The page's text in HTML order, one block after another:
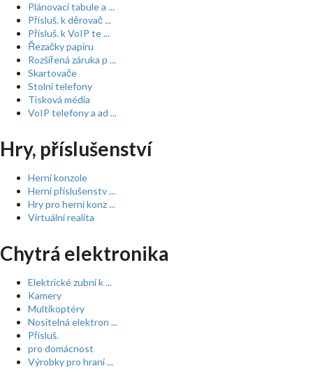
Plánovací tabule a ...
Přísluš. k děrovač ...
Přísluš. k VoIP te ...
Řezačky papíru
Rozšířená záruka p ...
Skartovače
Stolní telefony
Tisková média
VoIP telefony a ad ...
Hry, příslušenství
Herní konzole
Herní příslušenstv ...
Hry pro herní konz ...
Virtuální realita
Chytrá elektronika
Elektrické zubní k ...
Kamery
Multikoptéry
Nositelná elektron ...
Přísluš.
pro domácnost
Výrobky pro hraní ...